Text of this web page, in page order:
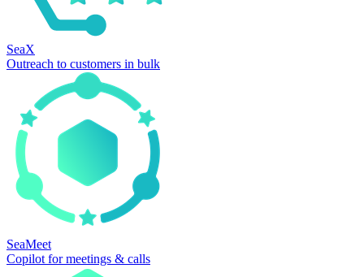
SeaX
Outreach to customers in bulk
SeaMeet
Copilot for meetings & calls